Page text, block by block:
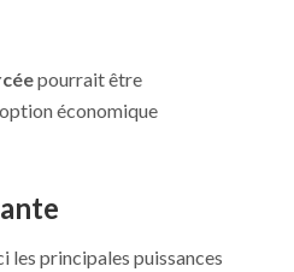
pourrait être
économique
les principales puissances